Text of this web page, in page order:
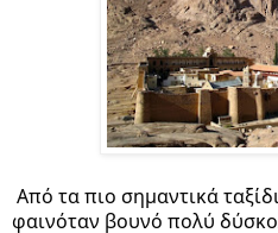
Από τα πιο σημαντικά
φαινόταν βουνό πολύ